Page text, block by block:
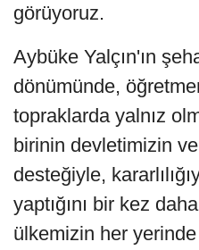
görüyoruz.
Aybüke Yalçın'ın
dönümünde,
topraklarda yalnız
birinin devletimizin
desteğiyle,
yaptığını bir kez
ülkemizin her